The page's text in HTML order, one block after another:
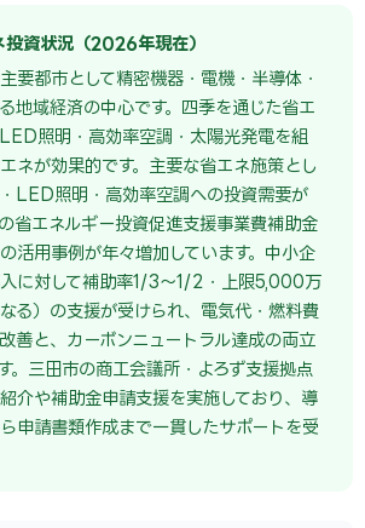
投資状況（2026年現在）
要都市として精密機器・電機・半導体・
地域経済の中心です。四季を通じた省エ
照明・高効率空調・太陽光発電を組
ネが効果的です。主要な省エネ施策とし
LED照明・高効率空調への投資需要が
省エネルギー投資促進支援事業費補助金
活用事例が年々増加しています。中小企
に対して補助率1/3〜1/2・上限5,000万
る）の支援が受けられ、電気代・燃料費
善と、カーボンニュートラル達成の両立
。三田市の商工会議所・よろず支援拠点
介や補助金申請支援を実施しており、導
申請書類作成まで一貫したサポートを受